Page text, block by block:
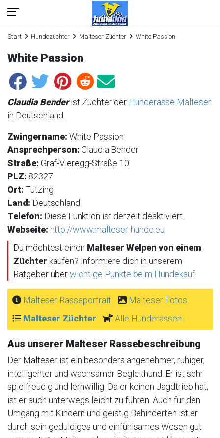
Start Hundezüchter Malteser Züchter White Passion
White Passion
Claudia Benderist Züchter der Hunderasse Malteser
in Deutschland.
Zwingername: White Passion
Ansprechperson: Claudia Bender
Straße: Graf-Vieregg-Straße 10
PLZ: 82327
Ort: Tutzing
Land: Deutschland
Telefon: Diese Funktion ist derzeit deaktiviert.
Webseite: http://www.malteser-hunde.eu
Du möchtest einen Malteser Welpen von einem
Züchter kaufen? Informiere dich in unserem
Ratgeber überwichtige Punkte beim Hundekauf
Malteser Rasseportrait
Malteser Fotos
Malteser Züchter
Alle Hunderassen
Aus unserer Malteser Rassebeschreibung
Der Malteser ist ein besonders angenehmer, ruhiger,
intelligenter und wachsamer Begleithund. Er ist sehr
spielfreudig und lernwillig. Da er keinen Jagdtrieb hat,
ist er auch unterwegs leicht zu führen. Auch für den
Umgang mit Kindern und geistig Behinderten ist er
durch sein geduldiges und einfühlsames Wesen gut